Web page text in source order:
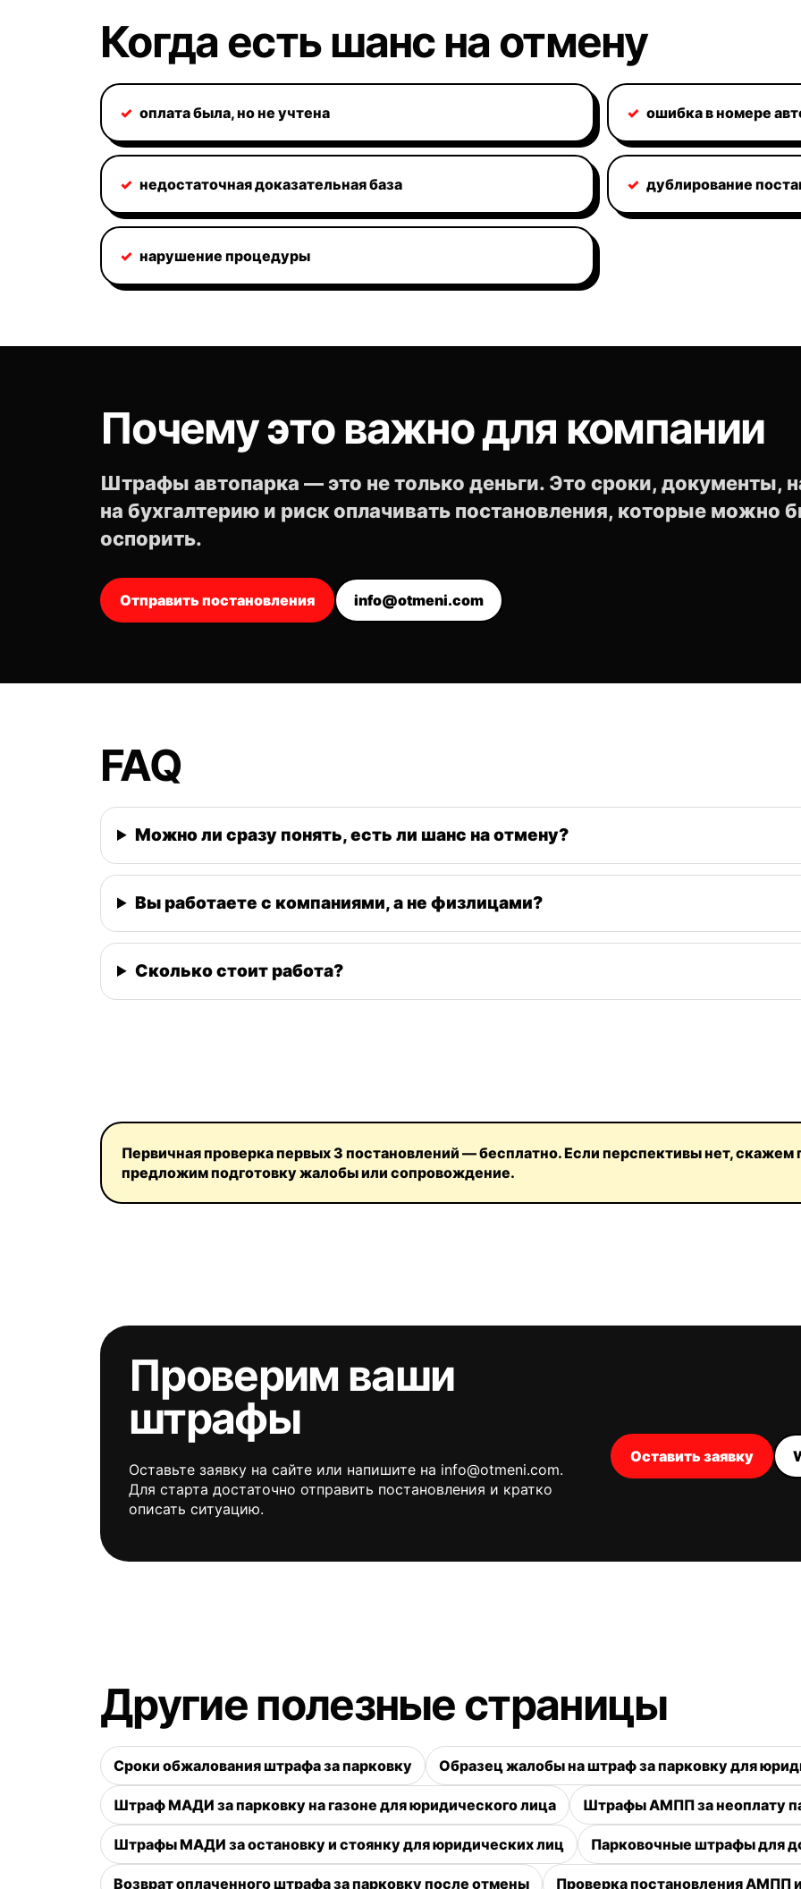
Когда есть шанс на отмену
✓ оплата была, но не учтена ✓ ошибка в номере
✓ недостаточная доказательная база ✓ дублирование
✓ нарушение процедуры
Почему это важно для компании
Штрафы автопарка — это не только деньги. Это сроки, документы,
на бухгалтерию и риск оплачивать постановления, которые можно
оспорить.
Отправить постановления info@otmeni.com
FAQ
Можно ли сразу понять, есть ли шанс на отмену?
Вы работаете с компаниями, а не физлицами?
Сколько стоит работа?
Первичная проверка первых 3 постановлений — бесплатно. Если перспективы нет,
предложим подготовку жалобы или сопровождение.
Проверим ваши
штрафы
Оставьте заявку на сайте или напишите на info@otmeni.com.
Для старта достаточно отправить постановления и кратко
описать ситуацию.
Оставить заявку
Другие полезные страницы
Сроки обжалования штрафа за парковку Образец жалобы на штраф за парковку для
Штраф МАДИ за парковку на газоне для юридического лица Штрафы АМПП за неоплату
Штрафы МАДИ за остановку и стоянку для юридических лиц Парковочные штрафы для
Возврат оплаченного штрафа за парковку после отмены Проверка постановления АМПП